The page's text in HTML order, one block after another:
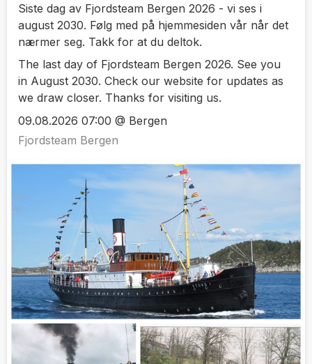
Siste dag av Fjordsteam Bergen 2026 - vi ses i
august 2030. Følg med på hjemmesiden vår når det
nærmer seg. Takk for at du deltok.
The last day of Fjordsteam Bergen 2026. See you
in August 2030. Check our website for updates as
we draw closer. Thanks for visiting us.
09.08.2026 07:00 @ Bergen
Fjordsteam Bergen